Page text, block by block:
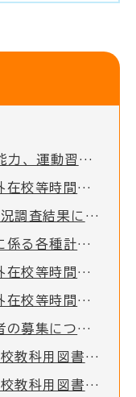
令和7年度 全国体力・運動能力、運動習慣等調査結果について
紋別市立学校教職員の時間外在校等時間の公表について
令和7年度全国学力・学習状況調査結果について
公立学校情報機器整備事業に係る各種計画について
紋別市立学校教職員の時間外在校等時間の公表について
紋別市立学校教職員の時間外在校等時間の公表について
紋別市学生寮管理運営事業者の募集について
令和6年度から使用する小学校教科用図書の採択結果について
令和7年度から使用する中学校教科用図書の採択結果について